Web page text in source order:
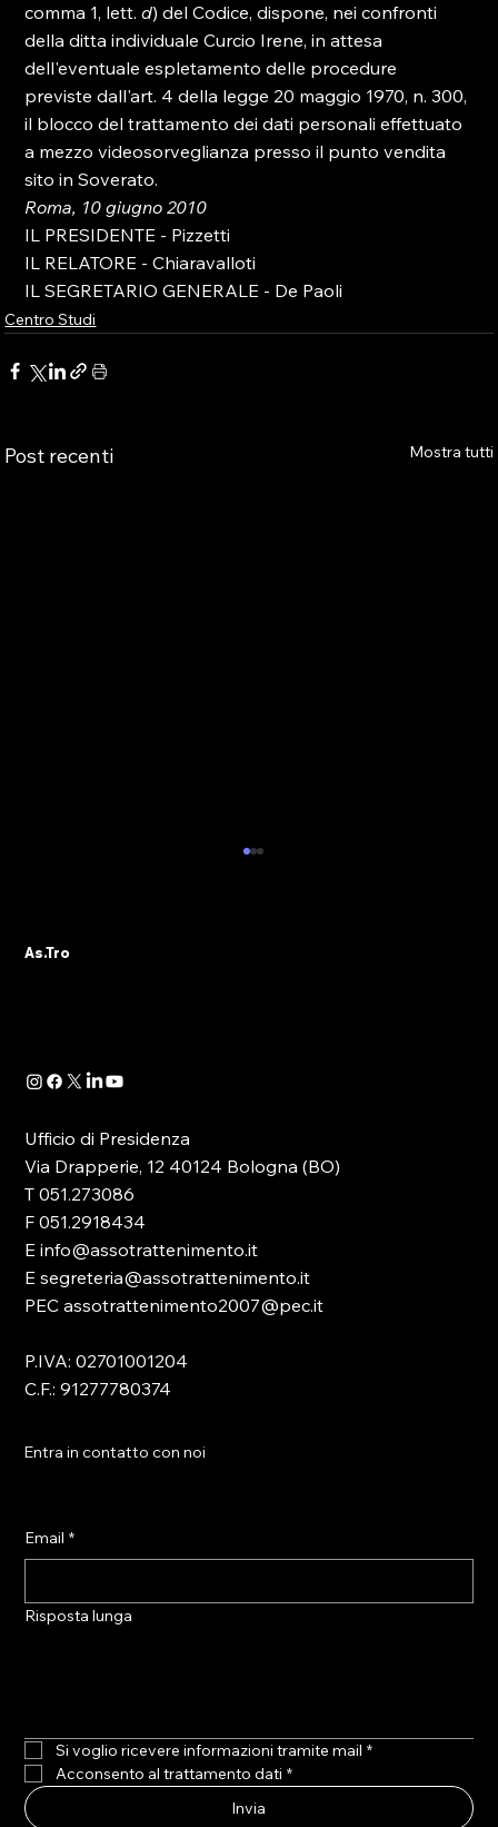
comma 1, lett. d) del Codice, dispone, nei confronti
della ditta individuale Curcio Irene, in attesa
dell'eventuale espletamento delle procedure
previste dall'art. 4 della legge 20 maggio 1970, n. 300,
il blocco del trattamento dei dati personali effettuato
a mezzo videosorveglianza presso il punto vendita
sito in Soverato.
Roma, 10 giugno 2010
IL PRESIDENTE - Pizzetti
IL RELATORE - Chiaravalloti
IL SEGRETARIO GENERALE - De Paoli
Centro Studi
Post recenti Mostra tutti
231/2007: IL COMMENTO DELL’ AVV.
Gazzetta Ufficiale la legge di conversione del
As.Tro
Ufficio di Presidenza
Via Drapperie, 12 40124 Bologna (BO)
T 051.273086
F 051.2918434
E info@assotrattenimento.it
E segreteria@assotrattenimento.it
PEC assotrattenimento2007@pec.it
P.IVA: 02701001204
C.F.: 91277780374
Entra in contatto con noi
Email *
Risposta lunga
Si voglio ricevere informazioni tramite mail *
Acconsento al trattamento dati *
Invia